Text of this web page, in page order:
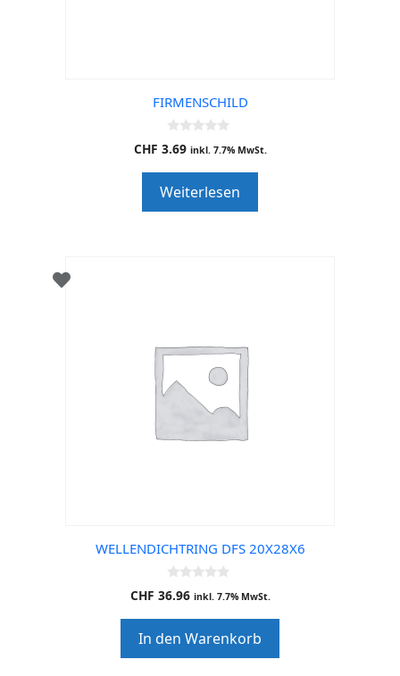
FIRMENSCHILD
0
o
o
f
5
CHF 3.69 inkl. 7.7% MwSt.
Weiterlesen
WELLENDICHTRING DFS 20X28X6
0
o
o
f
5
CHF 36.96 inkl. 7.7% MwSt.
In den Warenkorb